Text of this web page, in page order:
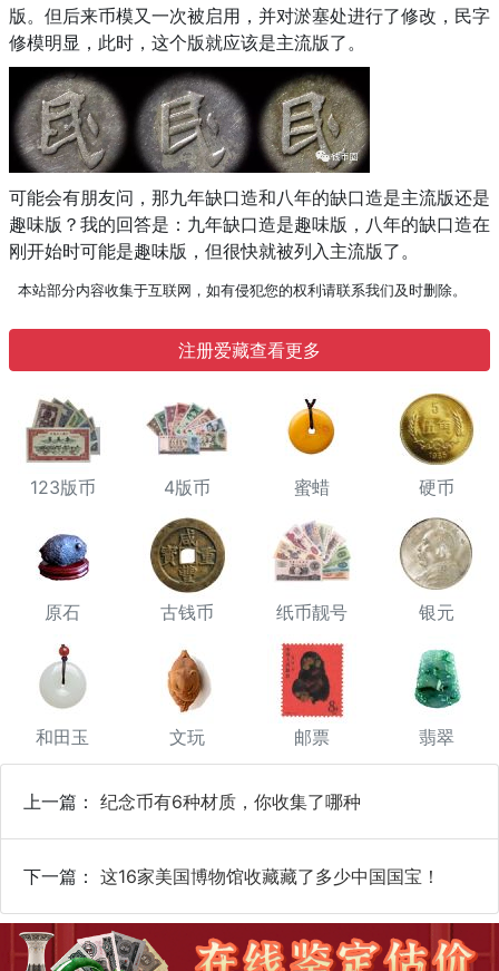
版。但后来币模又一次被启用，并对淤塞处进行了修改，民字
修模明显，此时，这个版就应该是主流版了。
可能会有朋友问，那九年缺口造和八年的缺口造是主流版还是
趣味版？我的回答是：九年缺口造是趣味版，八年的缺口造在
刚开始时可能是趣味版，但很快就被列入主流版了。
本站部分内容收集于互联网，如有侵犯您的权利请联系我们及时删除。
注册爱藏查看更多
123版币 4版币 蜜蜡 硬币
原石 古钱币 纸币靓号 银元
和田玉 文玩 邮票 翡翠
上一篇： 纪念币有6种材质，你收集了哪种
下一篇： 这16家美国博物馆收藏藏了多少中国国宝！